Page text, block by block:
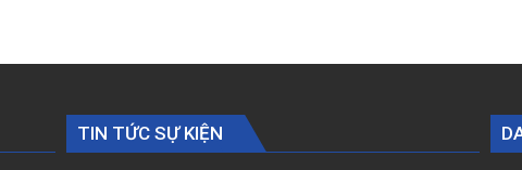
TIN TỨC SỰ KIỆN